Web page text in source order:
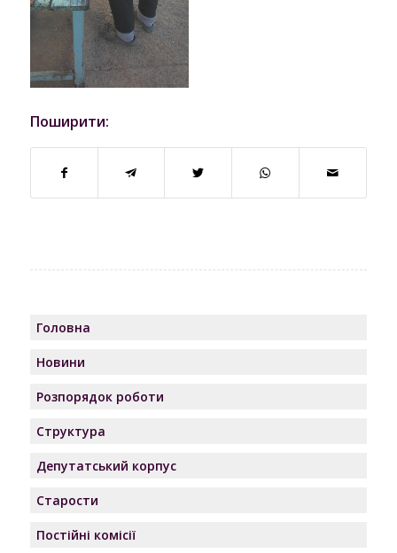
Поширити:
Головна
Новини
Розпорядок роботи
Структура
Депутатський корпус
Старости
Постійні комісії